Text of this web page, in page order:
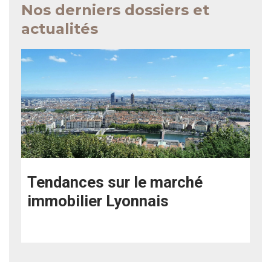
Nos derniers dossiers et
actualités
Tendances sur le marché
immobilier Lyonnais